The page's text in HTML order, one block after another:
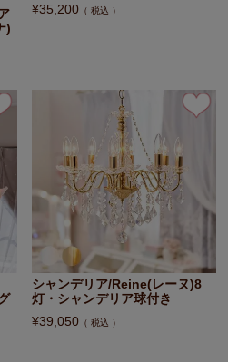
)
¥35,200 税込
シャンデリア/Reine(レーヌ)8
灯・シャンデリア球付き
¥39,050 税込